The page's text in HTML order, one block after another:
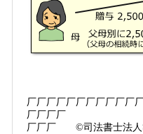
厂厂厂厂厂厂厂厂厂厂厂
厂厂厂厂
厂厂厂 ©司法書士法人